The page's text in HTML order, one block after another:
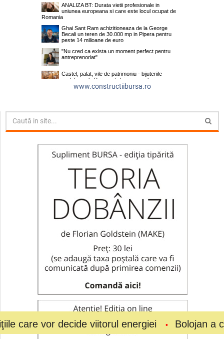
decide viitorul energiei Bolojan a cerut
www.constructiibursa.ro